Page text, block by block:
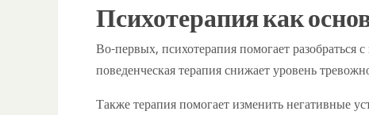
Психотерапия как
Во-первых, психотерапия помогает
поведенческая терапия снижает уровень
Также терапия помогает изменить негативные